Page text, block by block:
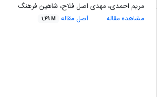
مریم احمدی، مهدی اصل فلاح، شاهین فرهنگ
مشاهده مقاله
اصل مقاله 1.49 M